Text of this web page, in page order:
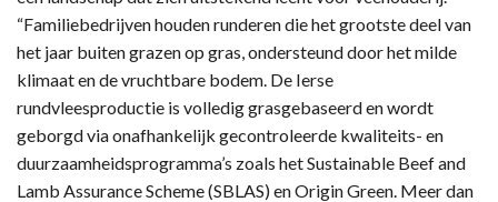
“Familiebedrijven houden runderen die het grootste deel van
het jaar buiten grazen op gras, ondersteund door het milde
klimaat en de vruchtbare bodem. De Ierse
rundvleesproductie is volledig grasgebaseerd en wordt
geborgd via onafhankelijk gecontroleerde kwaliteits- en
duurzaamheidsprogramma’s zoals het Sustainable Beef and
Lamb Assurance Scheme (SBLAS) en Origin Green. Meer dan